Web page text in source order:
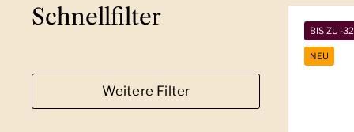
Schnellfilter
Weitere Filter
BIS ZU -
NEU